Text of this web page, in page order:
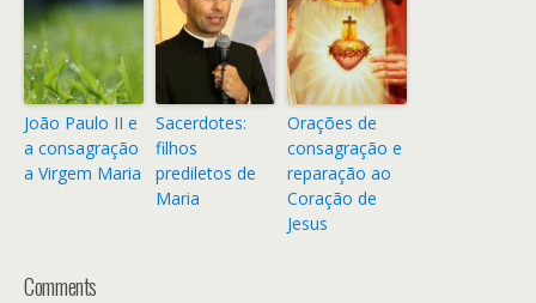
João Paulo II e
a consagração
a Virgem Maria
Sacerdotes:
filhos
prediletos de
Maria
Orações de
consagração e
reparação ao
Coração de
Jesus
Comments